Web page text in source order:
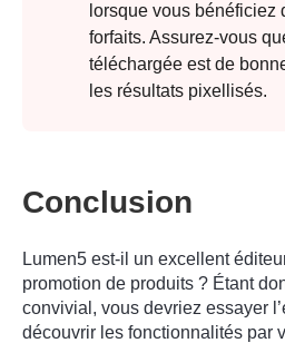
lorsque vous bénéficiez
forfaits. Assurez-vous
téléchargée est de
les résultats pixellisés.
Conclusion
Lumen5 est-il un excellent
promotion de produits ? Étant
convivial, vous devriez essayer
découvrir les fonctionnalités par